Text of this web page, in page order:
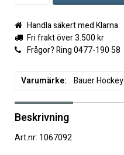
Handla säkert med Klarna
Fri frakt över 3.500 kr
Frågor? Ring 0477-190 58
Varumärke Bauer Hockey
Beskrivning
Art.nr: 1067092